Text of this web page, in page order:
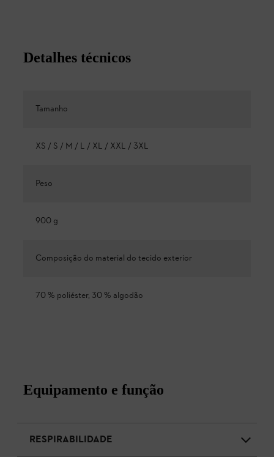
Detalhes técnicos
Tamanho
XS / S / M / L / XL / XXL / 3XL
Peso
900 g
Composição do material do tecido exterior
70 % poliéster, 30 % algodão
Equipamento e função
RESPIRABILIDADE